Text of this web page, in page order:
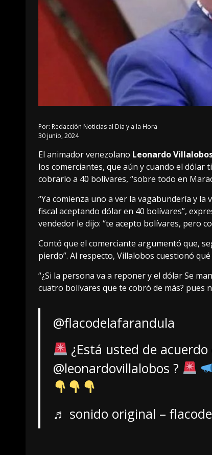
Por: Redacción Noticias al Dia y a la Hora
30 junio, 2024
El animador venezolano Leonardo
los comerciantes, que aún y cuando el
cobrarlo a 40 bolívares, “sobre todo en
“Ya comienza uno a ver la vagabundería y
fiscal aceptando dólar en 40 bolívares”,
vendedor le dijo: “te acepto bolívares, pero
Contó que el comerciante argumentó que,
pierdo”. Al respecto, Villalobos cuestionó
“¿Si la persona va a reponer y el dólar Se
cuatro bolívares que te cobró de más? pues
@flacodelafarandula
¿Está usted de acuerdo
@leonardovillalobos ?
♬ sonido original –